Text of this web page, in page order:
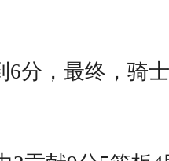
分，最终，骑